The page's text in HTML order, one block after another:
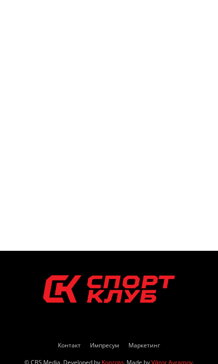
Контакт Импресум Маркетинг